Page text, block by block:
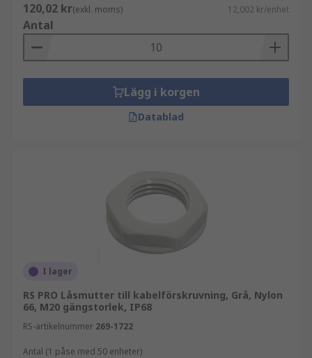
120,02 kr(exkl. moms) 12,002 kr/enhet
Antal
Lägg i korgen
Datablad
I lager
RS PRO Låsmutter till kabelförskruvning, Grå, Nylon
66, M20 gängstorlek, IP68
RS-artikelnummer 269-1722
Antal (1 påse med 50 enheter)